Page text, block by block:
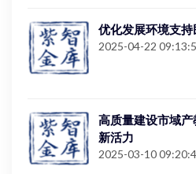
优化发展环境支
2025-04-22
高质量建设市域
新活力
2025-03-10